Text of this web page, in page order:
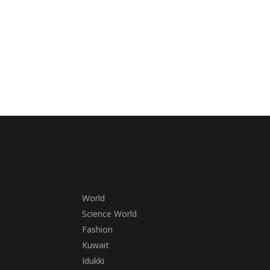
World
Science World
Fashion
Kuwait
Idukki